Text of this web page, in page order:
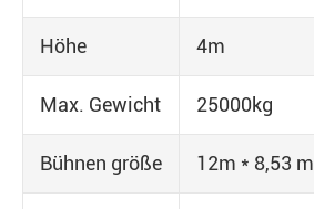
Höhe 4m
Max. Gewicht 25000kg
Bühnen größe 12m * 8,53 m